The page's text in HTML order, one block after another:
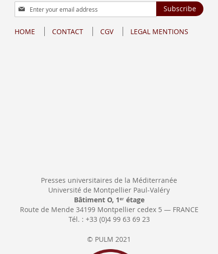
Sign
Up
Our
Subscribe
HOME CONTACT CGV LEGAL MENTIONS
Presses universitaires de la Méditerranée
Université de Montpellier Paul-Valéry
Bâtiment O, 1 erétage
Route de Mende 34199 Montpellier cedex 5 — FRANCE
Tél. : +33 (0)4 99 63 69 23
© PULM 2021